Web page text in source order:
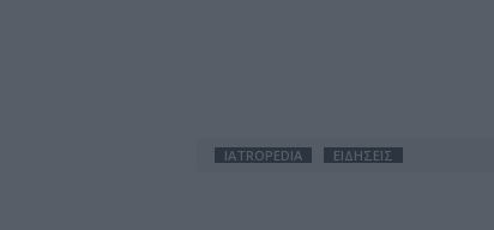
IATROPEDIA ΕΙΔΗΣΕΙΣ